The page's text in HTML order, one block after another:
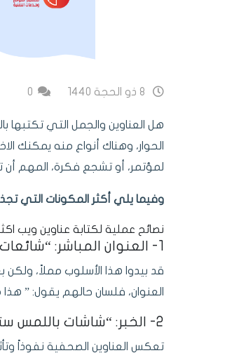
0
هل العناوين والجمل التي تكتبها
الحوار، وهناك أنواع منه يمكنك
لمؤتمر، أو تشجع فكرة، المهم أن
وفيما يلي أكثر المكونات التي
نصائح عملية لكتابة عناوين ويب
1- العنوان المباشر: “شائعات للبيع”
قد بيدوا هذا الأسلوب مملاً،
العنوان، فلسان حالهم يقول: ”
2- الخبر: “شاشات باللمس ستطرح في الاسواق لأول مرة في إبريل”
تعكس العناوين الصحفية نفوذاً